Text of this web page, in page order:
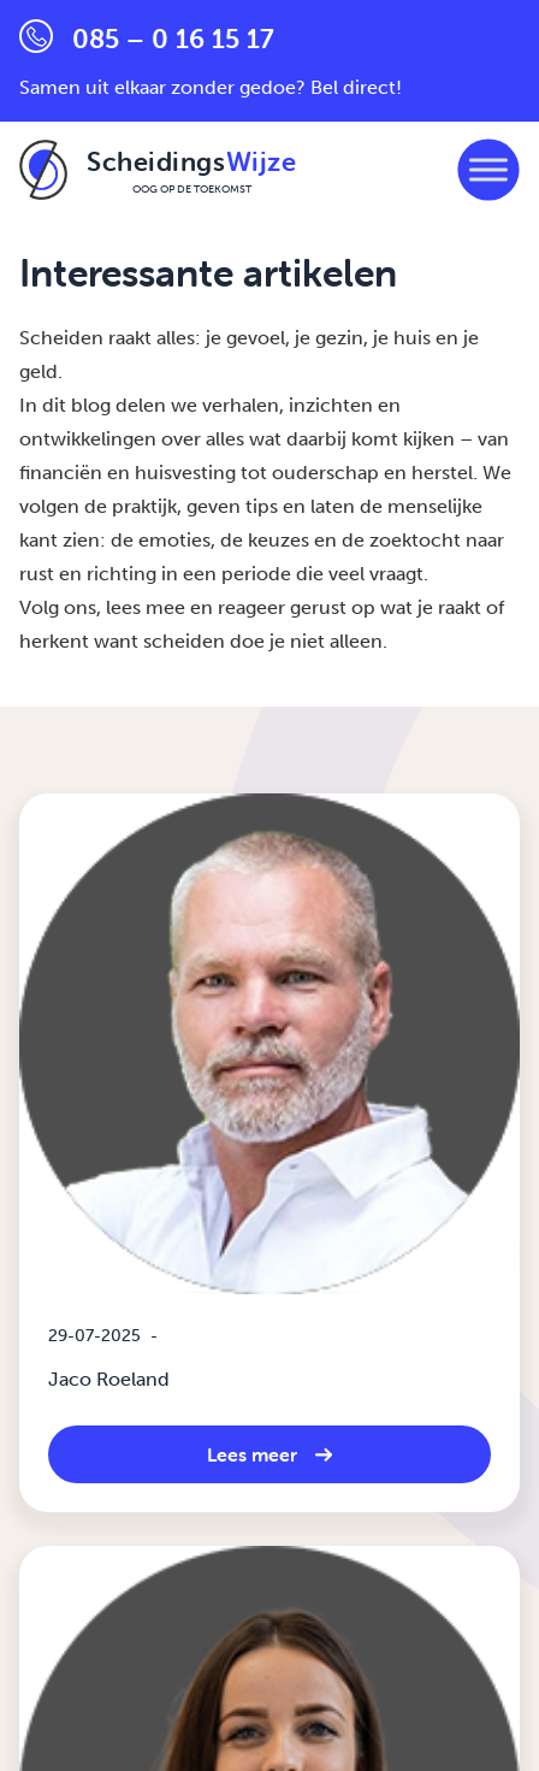
085 – 0 16 15 17
Samen uit elkaar zonder gedoe? Bel direct!
ScheidingsWijze
OOG OP DE TOEKOMST
Interessante artikelen
Scheiden raakt alles: je gevoel, je gezin, je huis en je
geld.
In dit blog delen we verhalen, inzichten en
ontwikkelingen over alles wat daarbij komt kijken – van
financiën en huisvesting tot ouderschap en herstel. We
volgen de praktijk, geven tips en laten de menselijke
kant zien: de emoties, de keuzes en de zoektocht naar
rust en richting in een periode die veel vraagt.
Volg ons, lees mee en reageer gerust op wat je raakt of
herkent want scheiden doe je niet alleen.
29-07-2025 -
Jaco Roeland
Lees meer